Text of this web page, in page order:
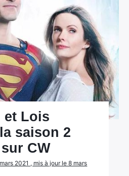
et Lois
saison 2
CW
2021 , mis à jour le 8 mars